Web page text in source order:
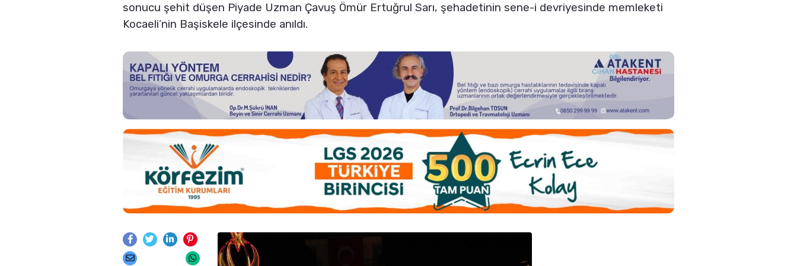
sonucu şehit düşen Piyade Uzman Çavuş Ömür Ertuğrul Sarı, şehadetinin sene-i devriyesinde memleketi
Kocaeli’nin Başiskele ilçesinde anıldı.